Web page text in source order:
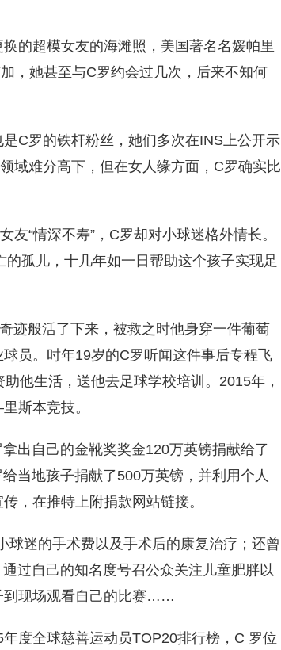
的超模女友的海滩照，美国著名名媛帕里
，她甚至与C罗约会过几次，后来不知何
C罗的铁杆粉丝，她们多次在INS上公开示
域难分高下，但在女人缘方面，C罗确实比
“情深不寿”，C罗却对小球迷格外情长。
孤儿，十几年如一日帮助这个孩子实现足
迹般活了下来，被救之时他身穿一件葡萄
员。时年19岁的C罗听闻这件事后专程飞
他生活，送他去足球学校培训。2015年，
斯本竞技。
出自己的金靴奖奖金120万英镑捐献给了
当地孩子捐献了500万英镑，并利用个人
，在推特上附捐款网站链接。
迷的手术费以及手术后的康复治疗；还曾
过自己的知名度号召公众关注儿童肥胖以
到现场观看自己的比赛……
度全球慈善运动员TOP20排行榜，C 罗位